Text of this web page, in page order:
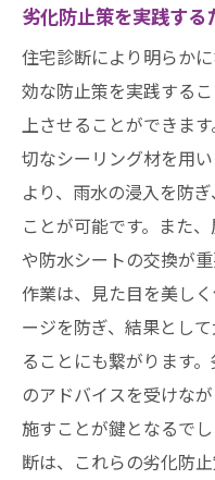
劣化防止策を実践する
住宅診断により明らか
効な防止策を実践する
上させることができま
切なシーリング材を用
より、雨水の浸入を防
ことが可能です。また
や防水シートの交換が
作業は、見た目を美し
ージを防ぎ、結果とし
ることにも繋がります
のアドバイスを受けな
施すことが鍵となるで
断は、これらの劣化防